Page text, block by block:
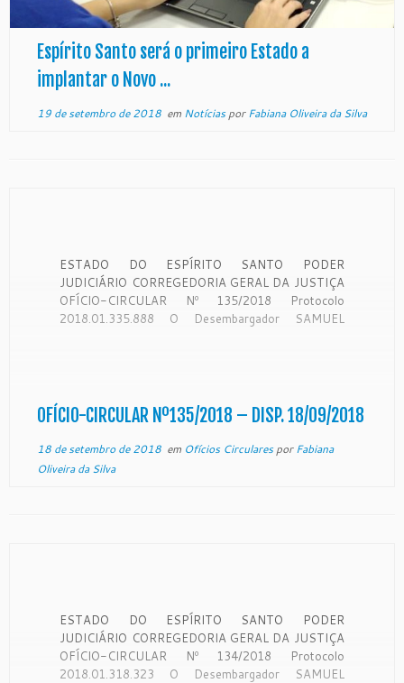
Espírito Santo será o primeiro Estado a
implantar o Novo ...
19 de setembro de 2018em NotíciasporFabiana Oliveira da Silva
ESTADO DO ESPÍRITO SANTO PODER
JUDICIÁRIO CORREGEDORIA GERAL DA JUSTIÇA
OFÍCIO-CIRCULAR Nº 135/2018 Protocolo
2018.01.335.888 O Desembargador SAMUEL
fiscalização, disciplina e orientação administrativa,
[…]
OFÍCIO-CIRCULAR Nº135/2018 – DISP. 18/09/2018
18 de setembro de 2018em Ofícios CircularesporFabiana
Oliveira da Silva
ESTADO DO ESPÍRITO SANTO PODER
JUDICIÁRIO CORREGEDORIA GERAL DA JUSTIÇA
OFÍCIO-CIRCULAR Nº 134/2018 Protocolo
2018.01.318.323 O Desembargador SAMUEL